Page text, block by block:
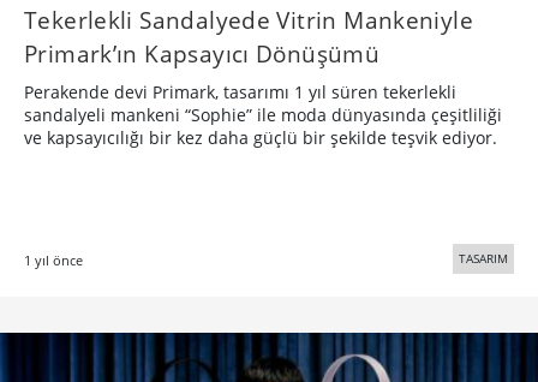
Tekerlekli Sandalyede Vitrin Mankeniyle
Primark’ın Kapsayıcı Dönüşümü
Perakende devi Primark, tasarımı 1 yıl süren tekerlekli
sandalyeli mankeni “Sophie” ile moda dünyasında çeşitliliği
ve kapsayıcılığı bir kez daha güçlü bir şekilde teşvik ediyor.
1 yıl önce TASARIM